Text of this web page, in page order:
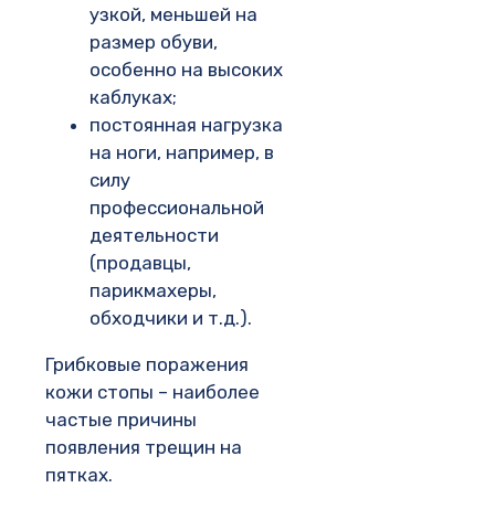
узкой, меньшей на
размер обуви,
особенно на высоких
каблуках;
постоянная нагрузка
на ноги, например, в
силу
профессиональной
деятельности
(продавцы,
парикмахеры,
обходчики и т.д.).
Грибковые поражения
кожи стопы – наиболее
частые причины
появления трещин на
пятках.